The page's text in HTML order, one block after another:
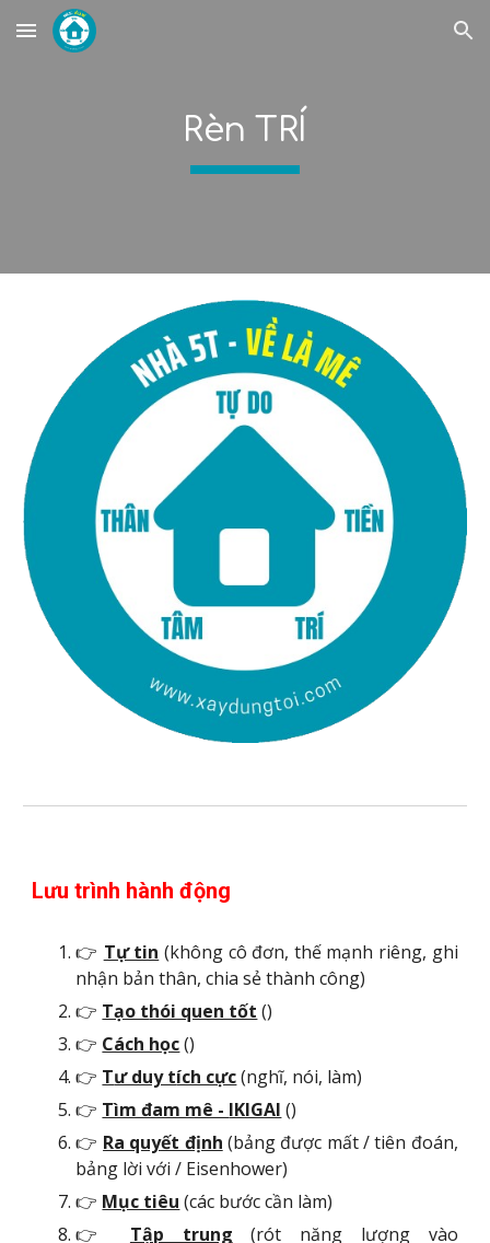
Skip to main content Skip to navigation
Rèn TRÍ
Lưu trình hành động
👉 Tự tin (không cô đơn, thế mạnh riêng, ghi
nhận bản thân, chia sẻ thành công)
👉 Tạo thói quen tốt ()
👉 Cách học()
👉 Tư duy tích cực(nghĩ, nói, làm)
👉 Tìm đam mê - IKIGAI ()
👉 Ra quyết định (bảng được mất / tiên đoán,
bảng lời với / Eisenhower)
👉 Mục tiêu (các bước cần làm)
👉 Tập trung (rót năng lượng vào